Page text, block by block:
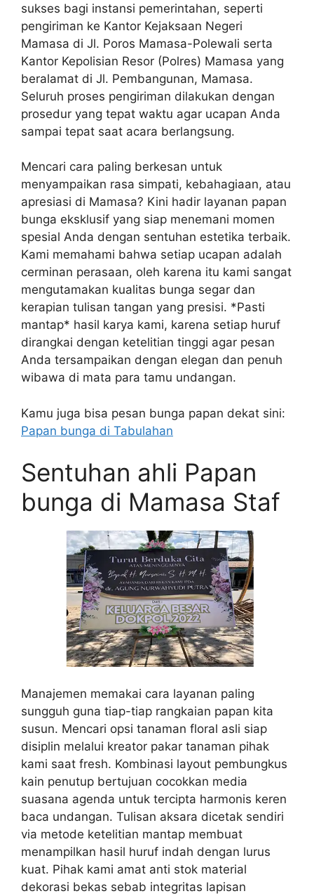
sukses bagi instansi pemerintahan, seperti
pengiriman ke Kantor Kejaksaan Negeri
Mamasa di Jl. Poros Mamasa-Polewali serta
Kantor Kepolisian Resor (Polres) Mamasa yang
beralamat di Jl. Pembangunan, Mamasa.
Seluruh proses pengiriman dilakukan dengan
prosedur yang tepat waktu agar ucapan Anda
sampai tepat saat acara berlangsung.
Mencari cara paling berkesan untuk
menyampaikan rasa simpati, kebahagiaan, atau
apresiasi di Mamasa? Kini hadir layanan papan
bunga eksklusif yang siap menemani momen
spesial Anda dengan sentuhan estetika terbaik.
Kami memahami bahwa setiap ucapan adalah
cerminan perasaan, oleh karena itu kami sangat
mengutamakan kualitas bunga segar dan
kerapian tulisan tangan yang presisi. *Pasti
mantap* hasil karya kami, karena setiap huruf
dirangkai dengan ketelitian tinggi agar pesan
Anda tersampaikan dengan elegan dan penuh
wibawa di mata para tamu undangan.
Kamu juga bisa pesan bunga papan dekat sini:
Papan bunga di Tabulahan
Sentuhan ahli Papan
bunga di Mamasa Staf
Manajemen memakai cara layanan paling
sungguh guna tiap-tiap rangkaian papan kita
susun. Mencari opsi tanaman floral asli siap
disiplin melalui kreator pakar tanaman pihak
kami saat fresh. Kombinasi layout pembungkus
kain penutup bertujuan cocokkan media
suasana agenda untuk tercipta harmonis keren
baca undangan. Tulisan aksara dicetak sendiri
via metode ketelitian mantap membuat
menampilkan hasil huruf indah dengan lurus
kuat. Pihak kami amat anti stok material
dekorasi bekas sebab integritas lapisan